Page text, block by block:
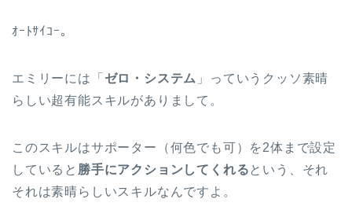
ｵｰﾄｻｲｺｰ｡
エミリーには「 ゼロ・システム 」っていうクッソ素晴
らしい超有能スキルがありまして。
このスキルはサポーター（何色でも可）を2体まで設定
していると 勝手にアクションしてくれる という、それ
それは素晴らしいスキルなんですよ。